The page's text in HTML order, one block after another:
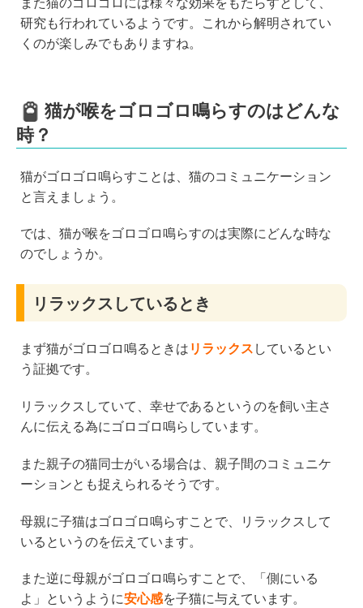
研究も行われているようです。これから解明されてい
くのが楽しみでもありますね。
猫が喉をゴロゴロ鳴らすのはどんな
時？
猫がゴロゴロ鳴らすことは、猫のコミュニケーション
と言えましょう。
では、猫が喉をゴロゴロ鳴らすのは実際にどんな時な
のでしょうか。
リラックスしているとき
まず猫がゴロゴロ鳴るときは リラックス しているとい
う証拠です。
リラックスしていて、幸せであるというのを飼い主さ
んに伝える為にゴロゴロ鳴らしています。
また親子の猫同士がいる場合は、親子間のコミュニケ
ーションとも捉えられるそうです。
母親に子猫はゴロゴロ鳴らすことで、リラックスして
いるというのを伝えています。
また逆に母親がゴロゴロ鳴らすことで、「側にいる
よ」というように安心感を子猫に与えています。